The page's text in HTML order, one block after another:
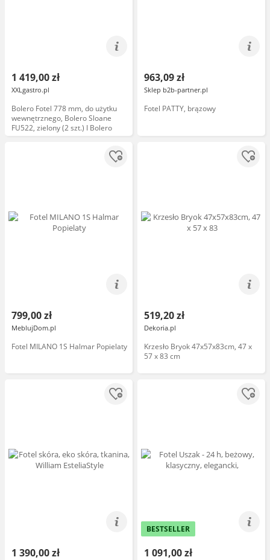
1 419,00 zł
XXLgastro.pl
Bolero Fotel 778 mm, do użytku
wewnętrznego, Bolero Sloane
FU522, zielony (2 szt.) I Bolero
963,09 zł
Sklep b2b-partner.pl
Fotel PATTY, brązowy
799,00 zł
MeblujDom.pl
Fotel MILANO 1S Halmar Popielaty
519,20 zł
Dekoria.pl
Krzesło Bryok 47x57x83cm, 47 x
57 x 83 cm
1 390,00 zł
BESTSELLER
1 091,00 zł